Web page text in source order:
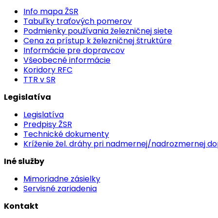
Info mapa ŽSR
Tabuľky traťových pomerov
Podmienky používania železničnej siete
Cena za prístup k železničnej štruktúre
Informácie pre dopravcov
Všeobecné informácie
Koridory RFC
TTR v SR
Legislatíva
Legislatíva
Predpisy ŽSR
Technické dokumenty
Kríženie žel. dráhy pri nadmernej/nadrozmernej
Iné služby
Mimoriadne zásielky
Servisné zariadenia
Kontakt